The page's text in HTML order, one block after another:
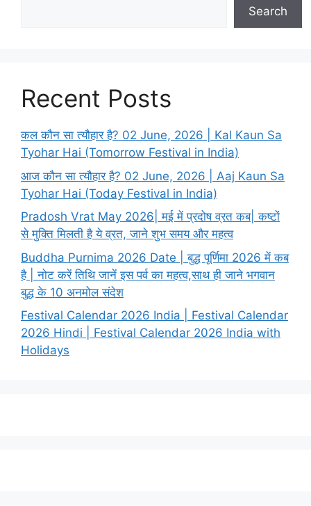
Search
Recent Posts
कल कौन सा त्यौहार है? 02 June, 2026 | Kal Kaun Sa
Tyohar Hai (Tomorrow Festival in India)
आज कौन सा त्यौहार है? 02 June, 2026 | Aaj Kaun Sa
Tyohar Hai (Today Festival in India)
Pradosh Vrat May 2026| मई में प्रदोष व्रत कब| कष्टों
से मुक्ति मिलती है ये व्रत, जाने शुभ समय और महत्व
Buddha Purnima 2026 Date | बुद्ध पूर्णिमा 2026 में कब
है | नोट करें तिथि जानें इस पर्व का महत्व,साथ ही जाने भगवान
बुद्ध के 10 अनमोल संदेश
Festival Calendar 2026 India | Festival Calendar
2026 Hindi | Festival Calendar 2026 India with
Holidays